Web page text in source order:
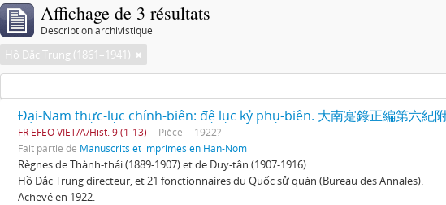
Affichage de 3 résultats
Description archivistique
Hồ Đắc Trung (1861–1941)
Đại-Nam thực-lục chính-biên: đệ lục kỷ phụ-biên. 大南寔錄正編第六
FR EFEO VIET/A/Hist. 9 (1-13) Pièce
1922?
Fait partie de Manuscrits et imprimés en Hán-Nôm
Règnes de Thành-thái (1889-1907) et de Duy-tân (1907-1916).
Hồ Đắc Trung directeur, et 21 fonctionnaires du Quốc sử quán (Bureau des Annales).
Achevé en 1922.